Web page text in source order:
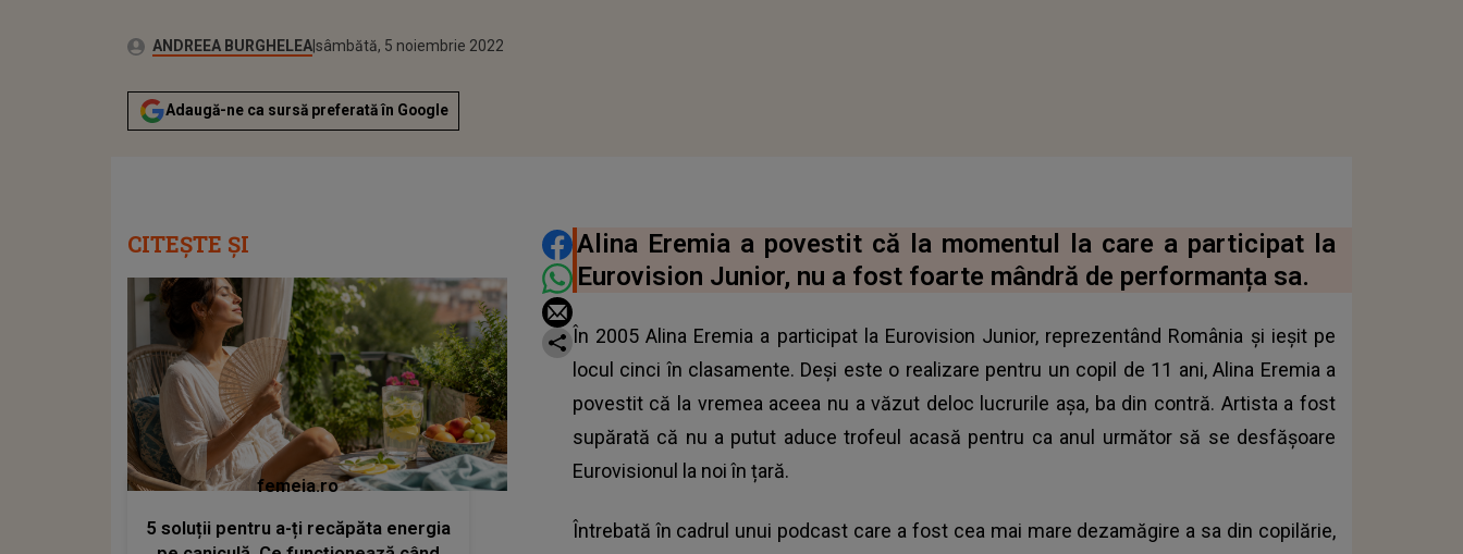
Autor:ANDREEA BURGHELEAPublicat:
vineri, 5 noiembrie 2021
Actualizat:
sâmbătă, 5 noiembrie 2022
Adaugă-ne ca sursă preferată în Google
DISTRIBUIE ARTICOLUL
Alina Eremia a povestit că la momentul la care a participat la
Eurovision Junior, nu a fost foarte mândră de performanța sa.
În 2005 Alina Eremia a participat la Eurovision Junior, reprezentând România și ieșit pe
locul cinci în clasamente. Deși este o realizare pentru un copil de 11 ani, Alina Eremia a
povestit că la vremea aceea nu a văzut deloc lucrurile așa, ba din contră. Artista a fost
supărată că nu a putut aduce trofeul acasă pentru ca anul următor să se desfășoare
Eurovisionul la noi în țară.
Întrebată în cadrul unui podcast care a fost cea mai mare dezamăgire a sa din copilărie,
CITEȘTE ȘI
femeia.ro
5 soluții pentru a-ți recăpăta energia